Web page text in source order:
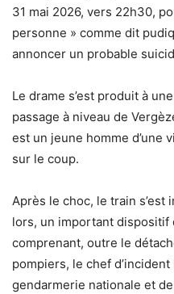
31 mai 2026, vers 22h30,
personne » comme dit
annoncer un probable
Le drame s’est produit à
passage à niveau de
est un jeune homme d’une
sur le coup.
Après le choc, le train s’est
lors, un important dispositif
comprenant, outre le
pompiers, le chef d’incident
gendarmerie nationale et